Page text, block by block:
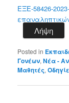
ΕΞΕ-58426-
Λήψη
Posted in
Γονέων,Νέα -
Μαθητές,